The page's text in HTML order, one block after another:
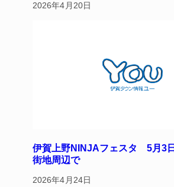
2026年4月20日
伊賀上野NINJAフェスタ 5月3
街地周辺で
2026年4月24日